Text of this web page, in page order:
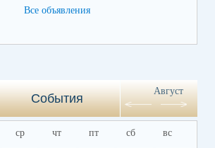
Все объявления
События
Август
ср чт пт сб вс